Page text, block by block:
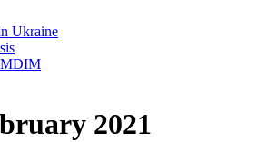
Ukraine
2021